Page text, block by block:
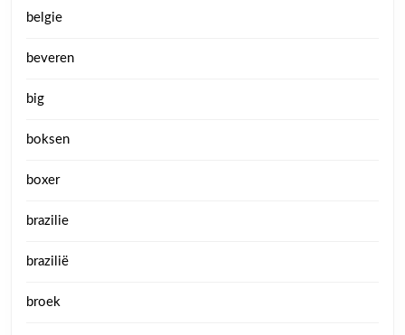
belgie
beveren
big
boksen
boxer
brazilie
brazilië
broek